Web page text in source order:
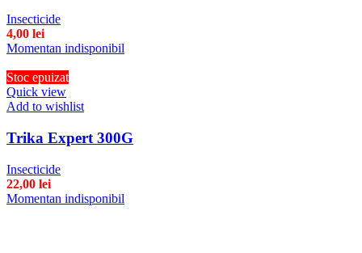
Insecticide
4,00 lei
Momentan indisponibil
Stoc epuizat
Quick view
Add to wishlist
Trika Expert 300G
Insecticide
22,00 lei
Momentan indisponibil